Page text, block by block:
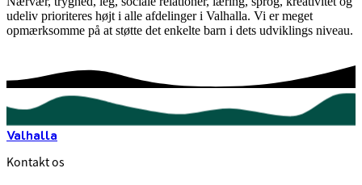
udeliv prioriteres højt i alle afdelinger i Valhalla. Vi er meget
opmærksomme på at støtte det enkelte barn i dets udviklings niveau.
Valhalla
Kontakt os